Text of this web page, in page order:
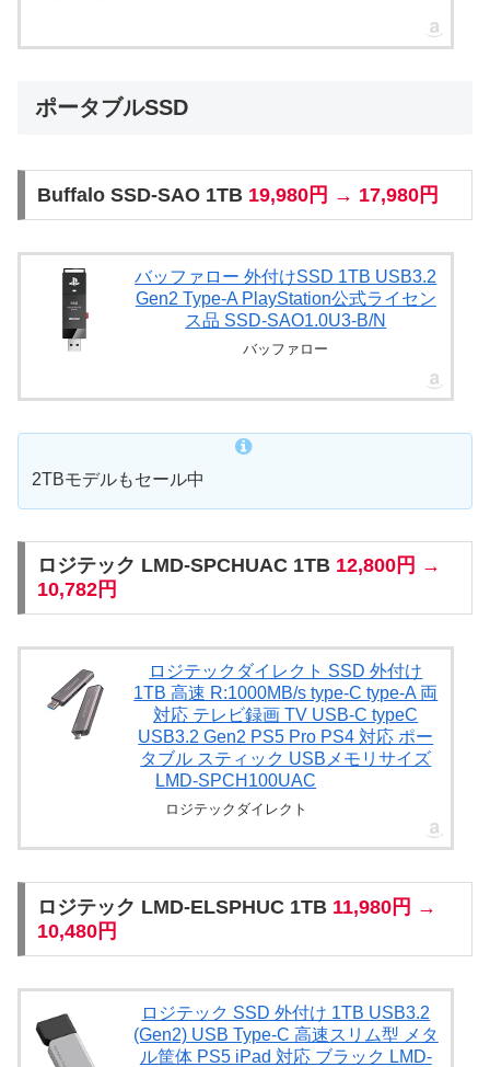
ポータブルSSD
Buffalo SSD-SAO 1TB 19,980円 → 17,980円
バッファロー 外付けSSD 1TB USB3.2
Gen2 Type‐A PlayStation公式ライセン
ス品 SSD-SAO1.0U3-B/N
バッファロー
2TBモデルもセール中
ロジテック LMD-SPCHUAC 1TB 12,800円 →
10,782円
ロジテックダイレクト SSD 外付け
1TB 高速 R:1000MB/s type-C type-A 両
対応 テレビ録画 TV USB-C typeC
USB3.2 Gen2 PS5 Pro PS4 対応 ポー
タブル スティック USBメモリサイズ
LMD-SPCH100UAC
ロジテックダイレクト
ロジテック LMD-ELSPHUC 1TB 11,980円 →
10,480円
ロジテック SSD 外付け 1TB USB3.2
(Gen2) USB Type-C 高速スリム型 メタ
ル筐体 PS5 iPad 対応 ブラック LMD-